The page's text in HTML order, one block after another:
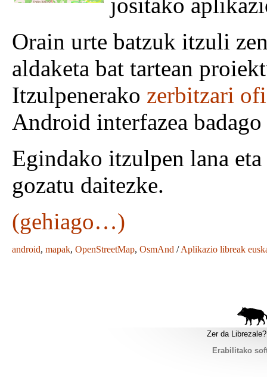
Orain urte batzuk itzuli
aldaketa bat tartean
Itzulpenerako zerbitzari
Android interfazea
Egindako itzulpen lana
gozatu daitezke.
(gehiago…)
android, mapak, OpenStreetMap, OsmAnd /Aplikazio libreak
Zer da Librezale?
Erabilitako